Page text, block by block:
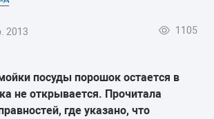
2013 1105
посуды порошок остается в
не открывается. Прочитала
где указано, что